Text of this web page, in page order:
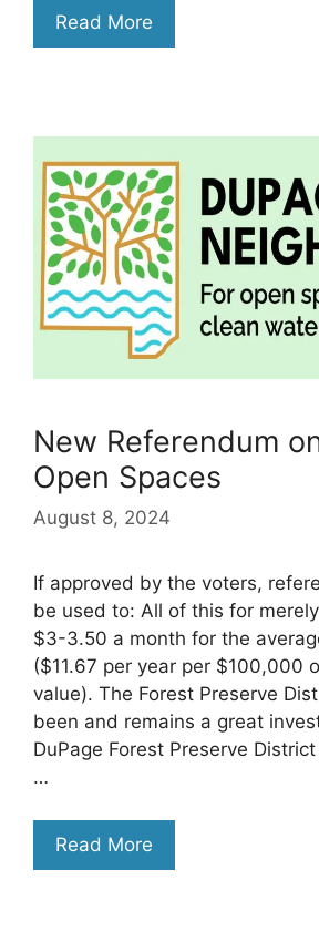
Read More
New Referendum
Open Spaces
August 8, 2024
If approved by the voters,
be used to: All of this for
$3-3.50 a month for the
($11.67 per year per $100,000
value). The Forest Preserve
been and remains a great
DuPage Forest Preserve
…
Read More